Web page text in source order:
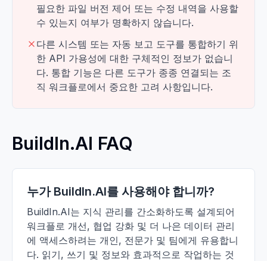
필요한 파일 버전 제어 또는 수정 내역을 사용할
수 있는지 여부가 명확하지 않습니다.
다른 시스템 또는 자동 보고 도구를 통합하기 위
한 API 가용성에 대한 구체적인 정보가 없습니
다. 통합 기능은 다른 도구가 종종 연결되는 조
직 워크플로에서 중요한 고려 사항입니다.
BuildIn.AI FAQ
누가 BuildIn.AI를 사용해야 합니까?
BuildIn.AI는 지식 관리를 간소화하도록 설계되어
워크플로 개선, 협업 강화 및 더 나은 데이터 관리
에 액세스하려는 개인, 전문가 및 팀에게 유용합니
다. 읽기, 쓰기 및 정보와 효과적으로 작업하는 것